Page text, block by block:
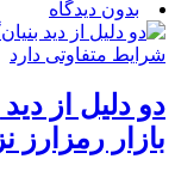
بدون دیدگاه
دو دلیل از
بازار رمزارز